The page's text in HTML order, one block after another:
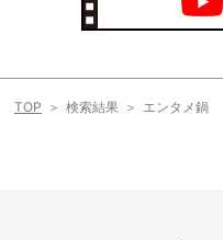
TOP 検索結果 エンタメ鍋